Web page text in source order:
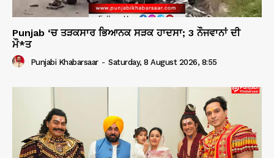
Punjab ‘ਚ ਤੜਕਸਾਰ ਭਿਆਨਕ ਸੜਕ ਹਾਦਸਾ; 3 ਨੌਜਵਾਨਾਂ ਦੀ
ਮੌ*ਤ
Punjabi Khabarsaar - Saturday, 8 August 2026, 8:55